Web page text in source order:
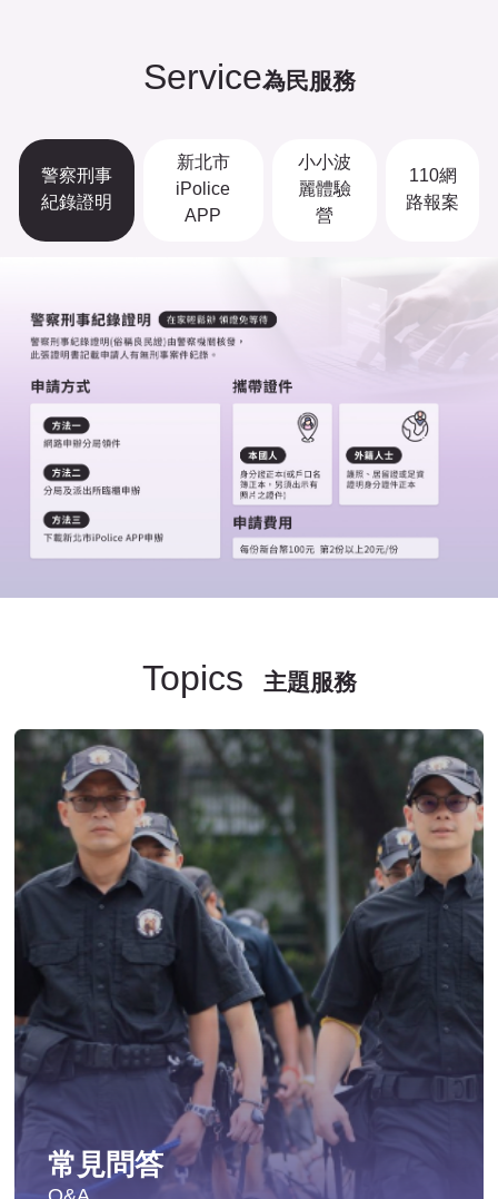
Service為民服務
警察刑事
紀錄證明
新北市
iPolice
APP
小小波
麗體驗
營
110網
路報案
Topics 主題服務
常見問答